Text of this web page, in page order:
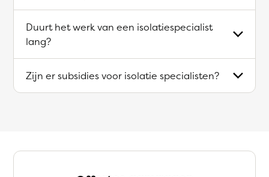
Duurt het werk van een isolatiespecialist
lang?
Zijn er subsidies voor isolatie specialisten?